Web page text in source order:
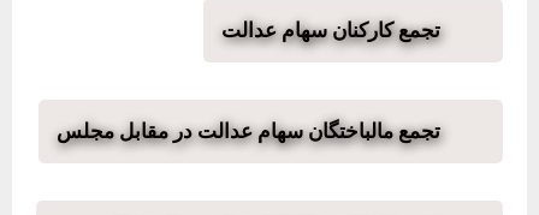
تجمع کارکنان سهام عدالت
تجمع مالباختگان سهام عدالت در مقابل مجلس